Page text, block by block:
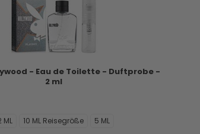
- Eau de Toilette - Duftprobe -
2 ml
ML 10 ML Reisegröße 5 ML